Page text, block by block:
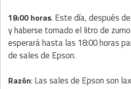
18:00 horas. Este día, después
y haberse tomado el litro de
esperará hasta las 18:00 horas
de sales de Epson.
Razón: Las sales de Epson son